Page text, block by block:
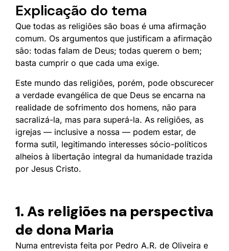
Explicação do tema
Que todas as religiões são boas é uma afirmação
comum. Os argumentos que justificam a afirmação
são: todas falam de Deus; todas querem o bem;
basta cumprir o que cada uma exige.
Este mundo das religiões, porém, pode obscurecer
a verdade evangélica de que Deus se encarna na
realidade de sofrimento dos homens, não para
sacralizá-la, mas para superá-la. As religiões, as
igrejas — inclusive a nossa — podem estar, de
forma sutil, legitimando interesses sócio-políticos
alheios à libertação integral da humanidade trazida
por Jesus Cristo.
1. As religiões na perspectiva
de dona Maria
Numa entrevista feita por Pedro A.R. de Oliveira e